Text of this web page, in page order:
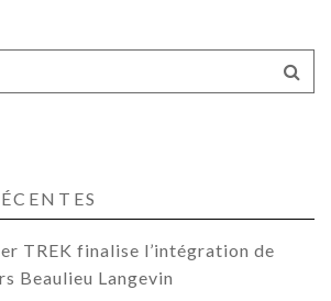
TREK finalise l’intégration de
Beaulieu Langevin